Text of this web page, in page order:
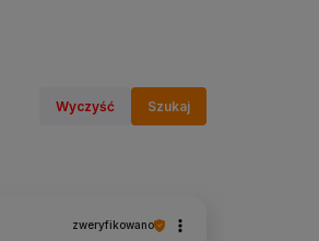
Wyczyść Szukaj
zweryfikowano